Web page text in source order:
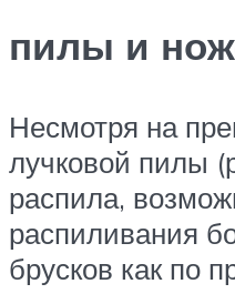
пилы и
Несмотря на
лучковой пилы
распила,
распиливания
брусков как по